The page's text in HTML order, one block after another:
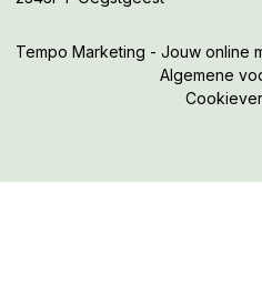
Tempo Marketing - Jouw online
Algemene